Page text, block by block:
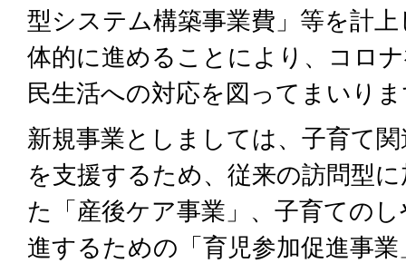
型システム構築事業費」等を計
体的に進めることにより、コロ
民生活への対応を図ってまいり
新規事業としましては、子育て
を支援するため、従来の訪問型
た「産後ケア事業」、子育ての
進するための「育児参加促進事